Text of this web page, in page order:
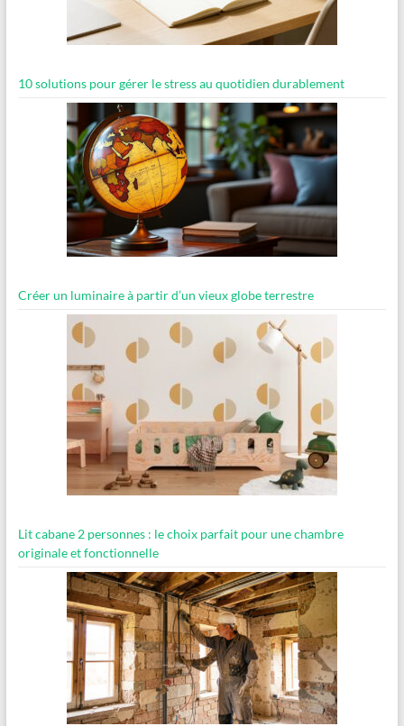
10 solutions pour gérer le stress au quotidien durablement
Créer un luminaire à partir d’un vieux globe terrestre
Lit cabane 2 personnes : le choix parfait pour une chambre
originale et fonctionnelle